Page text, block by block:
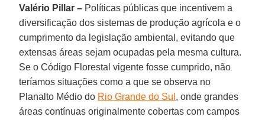
Valério Pillar – Políticas públicas que incentivem a
diversificação dos sistemas de produção agrícola e o
cumprimento da legislação ambiental, evitando que
extensas áreas sejam ocupadas pela mesma cultura.
Se o Código Florestal vigente fosse cumprido, não
teríamos situações como a que se observa no
Planalto Médio do Rio Grande do Sul , onde grandes
áreas contínuas originalmente cobertas com campos